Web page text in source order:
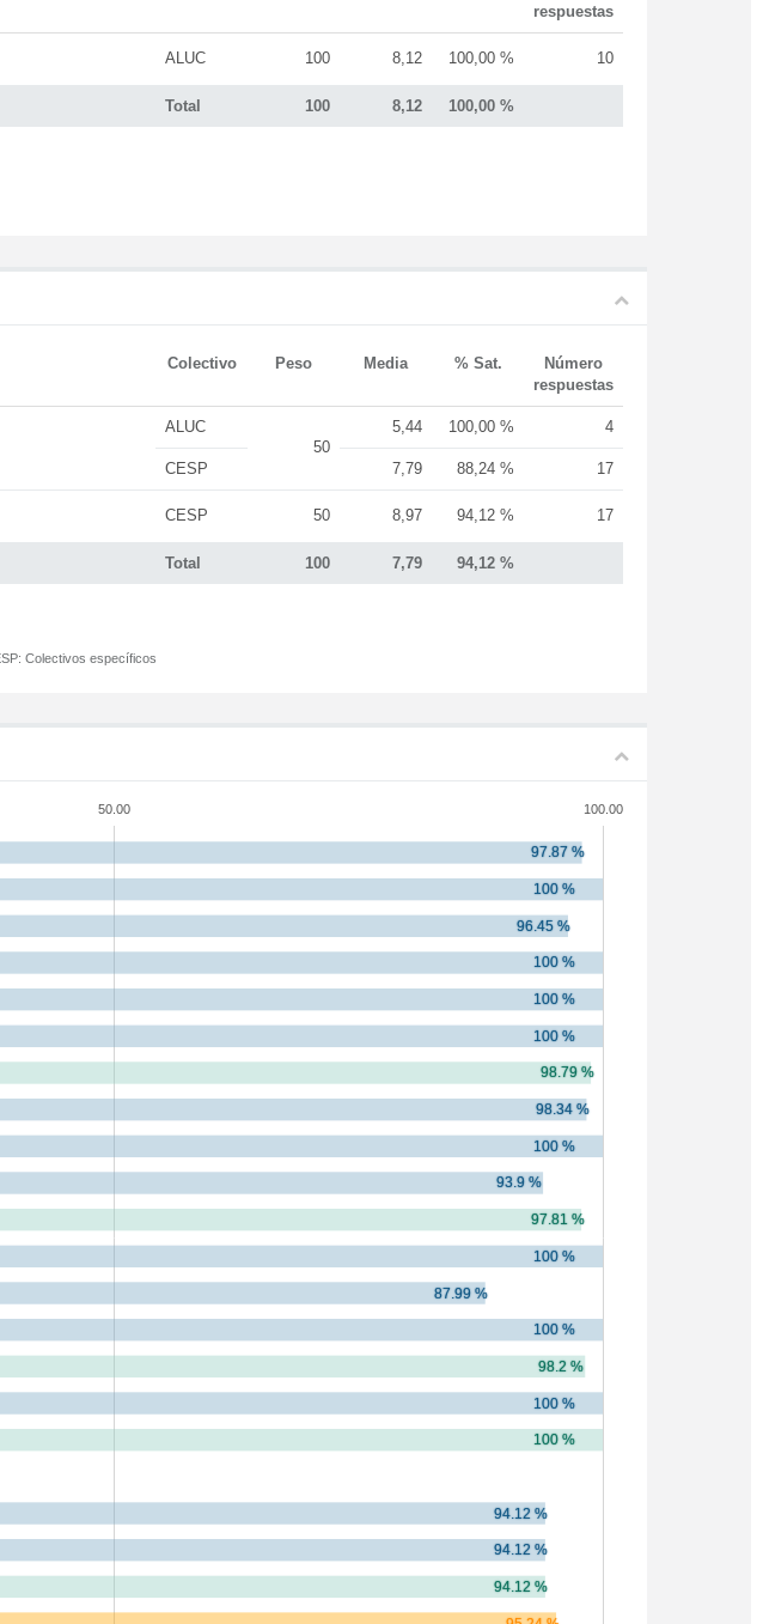
respuestas
Total 100 8,12 100,00 %
ALUC 100 8,12 100,00 % 10
Colectivo Peso Media % Sat.
Número
respuestas
Total 100 7,79 94,12 %
ALUC
50
5,44 100,00 % 4
CESP 7,79 88,24 % 17
CESP 50 8,97 94,12 % 17
Colectivos específicos
50.00 100.00